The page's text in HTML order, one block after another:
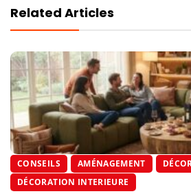
Related Articles
CONSEILS AMÉNAGEMENT
DÉCORATION INTERIEURE